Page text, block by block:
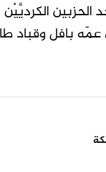
الكرديَّيْن
بافل وقباد